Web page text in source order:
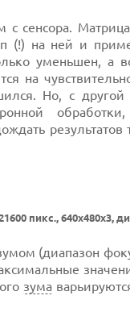
сенсора.
(!) на ней и
уменьшен, а
на
Но, с
обработки,
пикс., 640x480x3,
(диапазон
зума